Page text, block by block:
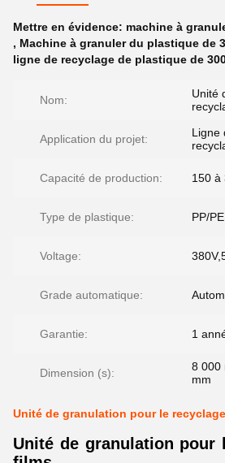
Mettre en évidence: machine à
, Machine à granuler du plastique de
ligne de recyclage de plastique de
Nom:
Unité
Application du projet:
Ligne
Capacité de production: 150 à
Type de plastique: PP/PE
Voltage:
Grade automatique:
Garantie: 1
Dimension (s):
8 000
mm
Unité de granulation pour le
Unité de granulation pour